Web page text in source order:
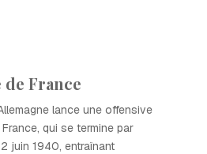
France
lance une offensive
qui se termine par
juin 1940, entraînant